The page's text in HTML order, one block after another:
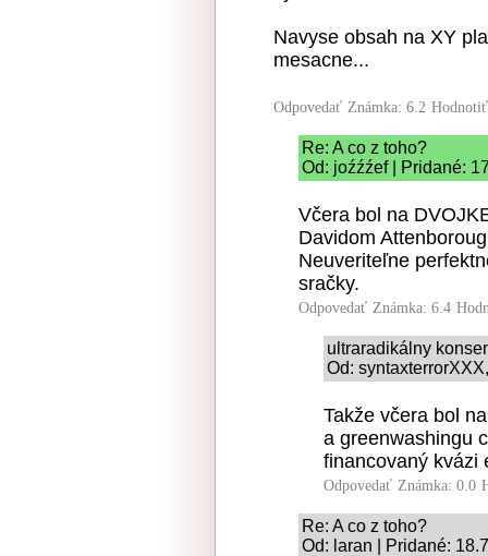
Navyse obsah na XY
mesacne...
Odpovedať Známka: 6.2
Re: A co z toho?
Od: joźźźef | Pridané:
Včera bol na
Davidom
Neuveriteľne
sračky.
Odpovedať Známka: 6.4
ultraradikálny
Od:
Takže včera bol
a greenwashingu
financovaný kvázi
Odpovedať Známka: 0.0
Re: A co z toho?
Od: laran | Pridané: